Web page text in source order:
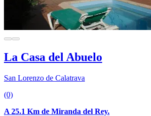
La Casa del Abuelo
San Lorenzo de Calatrava
(0)
A 25.1 Km de Miranda del Rey.